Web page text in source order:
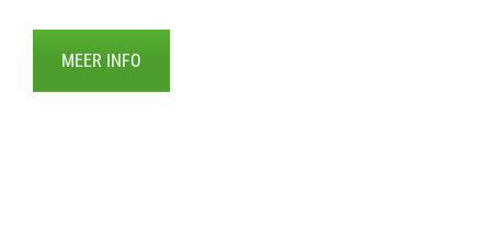
MEER INFO